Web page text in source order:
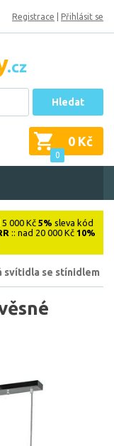
Registrace Přihlásit se
Hledat
0
0 Kč
5 000 Kč 5% sleva kód
:: nad 20 000 Kč 10%
svítidla se stínidlem